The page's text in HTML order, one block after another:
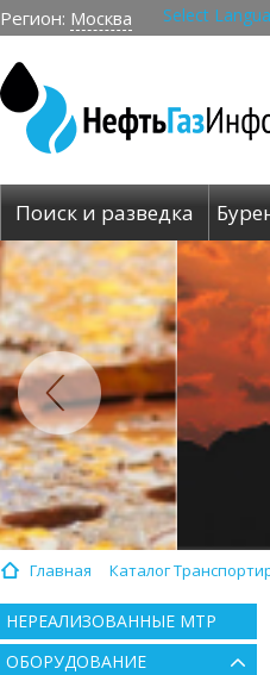
Регион: Москва Select
Поиск и разведка
Главная Каталог
НЕРЕАЛИЗОВАННЫЕ МТР
ОБОРУДОВАНИЕ